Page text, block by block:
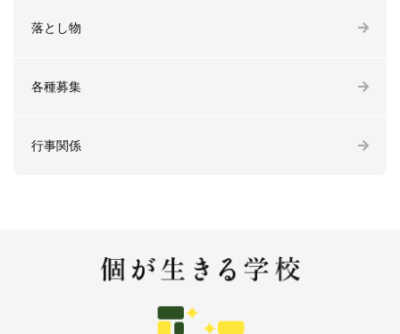
落とし物
各種募集
行事関係